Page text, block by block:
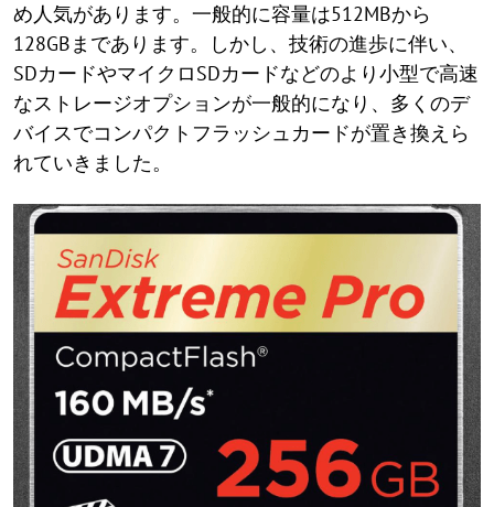
め人気があります。一般的に容量は512MBから
128GBまであります。しかし、技術の進歩に伴い、
SDカードやマイクロSDカードなどのより小型で高速
なストレージオプションが一般的になり、多くのデ
バイスでコンパクトフラッシュカードが置き換えら
れていきました。